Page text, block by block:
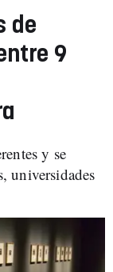
de
9
y se
universidades